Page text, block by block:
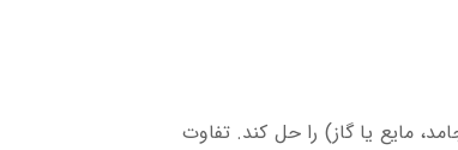
مایع یا گاز) را حل کند. تفاوت